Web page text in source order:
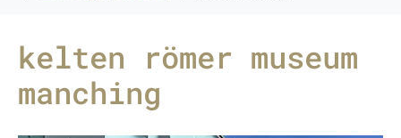
kelten römer museum
manching